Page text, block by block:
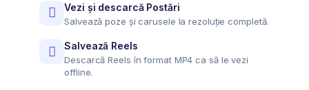
Vezi și descarcă Postări
Salvează poze și carusele la rezoluție completă.
Salvează Reels
Descarcă Reels în format MP4 ca să le vezi
offline.